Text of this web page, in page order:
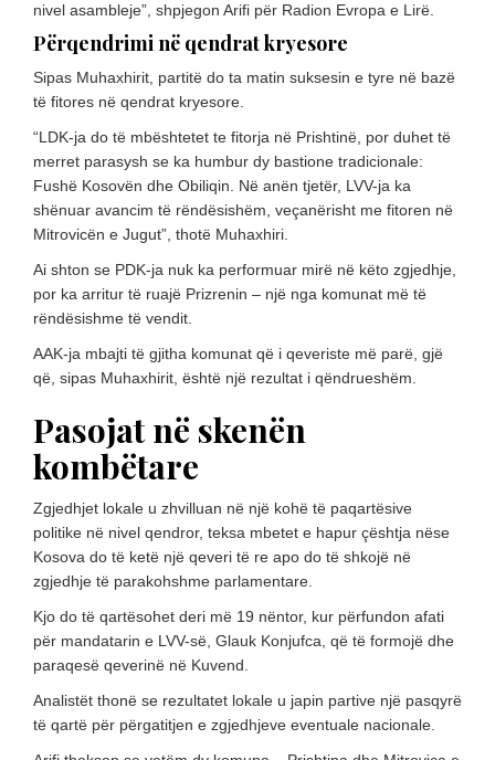
nivel asambleje”, shpjegon Arifi për Radion Evropa e Lirë.
Përqendrimi në qendrat kryesore
Sipas Muhaxhirit, partitë do ta matin suksesin e tyre në bazë
të fitores në qendrat kryesore.
“LDK-ja do të mbështetet te fitorja në Prishtinë, por duhet të
merret parasysh se ka humbur dy bastione tradicionale:
Fushë Kosovën dhe Obiliqin. Në anën tjetër, LVV-ja ka
shënuar avancim të rëndësishëm, veçanërisht me fitoren në
Mitrovicën e Jugut”, thotë Muhaxhiri.
Ai shton se PDK-ja nuk ka performuar mirë në këto zgjedhje,
por ka arritur të ruajë Prizrenin – një nga komunat më të
rëndësishme të vendit.
AAK-ja mbajti të gjitha komunat që i qeveriste më parë, gjë
që, sipas Muhaxhirit, është një rezultat i qëndrueshëm.
Pasojat në skenën
kombëtare
Zgjedhjet lokale u zhvilluan në një kohë të paqartësive
politike në nivel qendror, teksa mbetet e hapur çështja nëse
Kosova do të ketë një qeveri të re apo do të shkojë në
zgjedhje të parakohshme parlamentare.
Kjo do të qartësohet deri më 19 nëntor, kur përfundon afati
për mandatarin e LVV-së, Glauk Konjufca, që të formojë dhe
paraqesë qeverinë në Kuvend.
Analistët thonë se rezultatet lokale u japin partive një pasqyrë
të qartë për përgatitjen e zgjedhjeve eventuale nacionale.